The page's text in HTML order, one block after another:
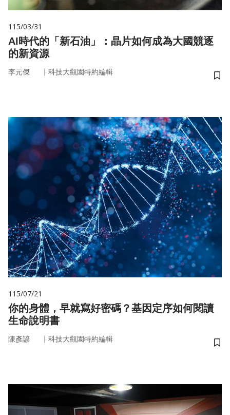
115/03/31
AI時代的「新石油」：晶片如何成為大國競逐
的新資源
李元傑 ｜ 科技大觀園特約編輯
儲
115/07/21
你的身體，早就寫好密碼？基因定序如何閱讀
生命說明書
陳彥諺 ｜ 科技大觀園特約編輯
儲